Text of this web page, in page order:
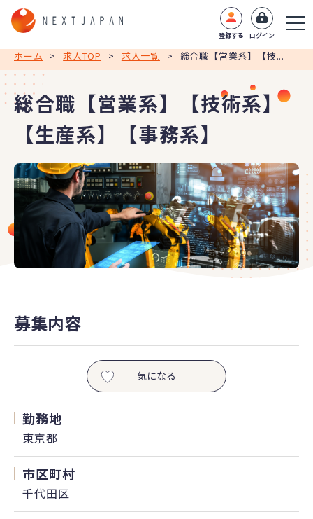
登録する ログイン
ホーム > 求人TOP > 求人一覧 > 総合職【営業系】【技...
総合職【営業系】【技術系】
【生産系】【事務系】
募集内容
気になる
勤務地
東京都
市区町村
千代田区